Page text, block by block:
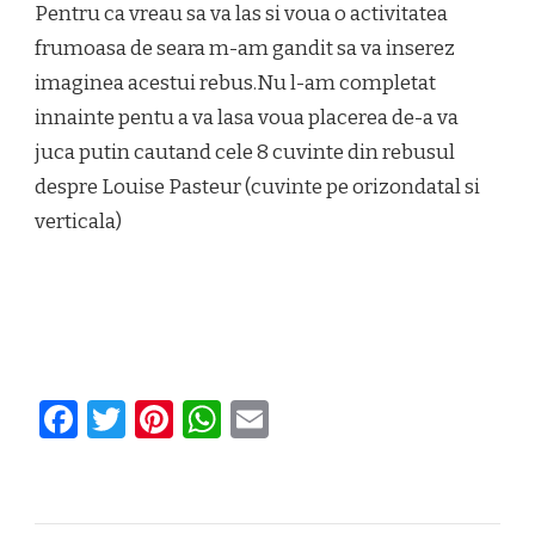
Pentru ca vreau sa va las si voua o activitatea
frumoasa de seara m-am gandit sa va inserez
imaginea acestui rebus.Nu l-am completat
innainte pentu a va lasa voua placerea de-a va
juca putin cautand cele 8 cuvinte din rebusul
despre Louise Pasteur (cuvinte pe orizondatal si
verticala)
Facebook
Twitter
Pinterest
WhatsApp